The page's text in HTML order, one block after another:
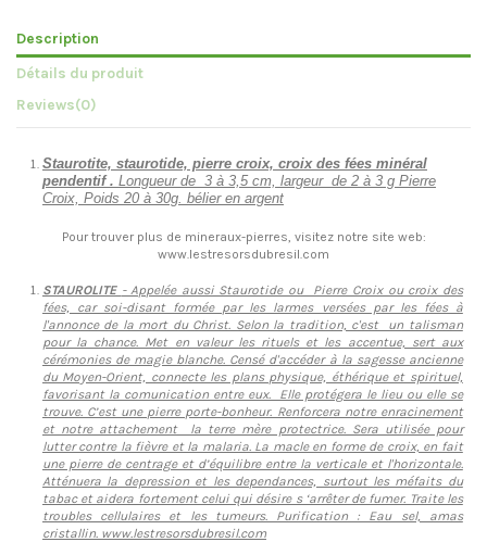
Description
Détails du produit
Reviews(0)
Staurotite, staurotide, pierre croix, croix des fées minéral
pendentif . Longueur de 3 à 3,5 cm, largeur de 2 à 3 g Pierre
Croix, Poids 20 à 30g. bélier en argent
Pour trouver plus de mineraux-pierres, visitez notre site web:
www.lestresorsdubresil.com
STAUROLITE - Appelée aussi Staurotide ou Pierre Croix ou croix des
fées, car soi-disant formée par les larmes versées par les fées à
l'annonce de la mort du Christ. Selon la tradition, c'est un talisman
pour la chance. Met en valeur les rituels et les accentue, sert aux
cérémonies de magie blanche. Censé d'accéder à la sagesse ancienne
du Moyen-Orient, connecte les plans physique, éthérique et spirituel,
favorisant la comunication entre eux. Elle protégera le lieu ou elle se
trouve. C’est une pierre porte-bonheur. Renforcera notre enracinement
et notre attachement la terre mère protectrice. Sera utilisée pour
lutter contre la fièvre et la malaria. La macle en forme de croix, en fait
une pierre de centrage et d’équilibre entre la verticale et l'horizontale.
Atténuera la depression et les dependances, surtout les méfaits du
tabac et aidera fortement celui qui désire s ‘arrêter de fumer. Traite les
troubles cellulaires et les tumeurs. Purification : Eau sel, amas
cristallin. www.lestresorsdubresil.com